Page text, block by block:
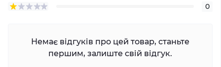
0
Немає відгуків про цей товар, станьте
першим, залиште свій відгук.